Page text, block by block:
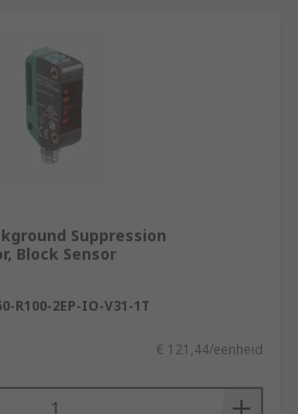
Suppression
Block Sensor
R100-2EP-IO-V31-1T
€ 121,44/eenheid